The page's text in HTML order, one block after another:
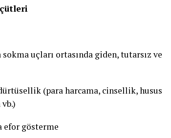
uçları ortasında giden, tutarsız ve
(para harcama, cinsellik, husus
efor gösterme